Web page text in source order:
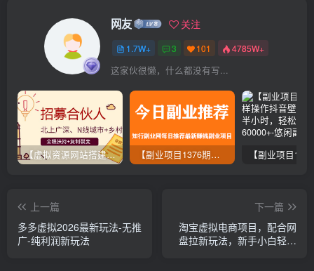
网友 关注
1.7W+ 3 101 4785W+
这家伙很懒，什么都没有写...
【虚拟资源网站搭建服务】加盟本站系统，做一个和本站一样的独立网站，躺赚的项目 【副业项目1376期】龟课最新闲鱼项目玩法实战教程_全新升级月收益几千到几万
上一篇
多多虚拟2026最新玩法-无推
广-纯利润新玩法
下一篇
淘宝虚拟电商项目，配合网
盘拉新玩法，新手小白轻松